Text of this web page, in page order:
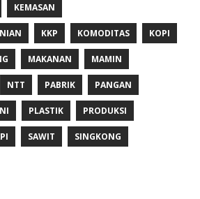
KEMASAN
KKP KOMODITAS KOPI
MAKANAN MAMIN
NTT PABRIK PANGAN
PLASTIK PRODUKSI
SAWIT SINGKONG